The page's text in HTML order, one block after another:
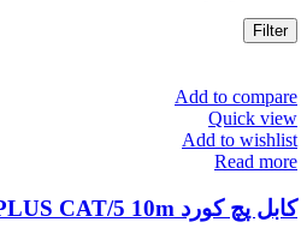
Filter
Add to compare
Quick view
Add to wishlist
Read more
کابل پچ کورد P_NET PLUS CAT/5 10m